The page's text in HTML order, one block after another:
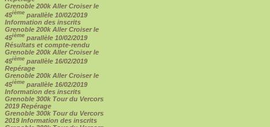
Grenoble 200k Aller Croiser le
45ième parallèle 10/02/2019
Information des inscrits
Grenoble 200k Aller Croiser le
45ième parallèle 10/02/2019
Résultats et compte-rendu
Grenoble 200k Aller Croiser le
45ième parallèle 16/02/2019
Repérage
Grenoble 200k Aller Croiser le
45ième parallèle 16/02/2019
Information des inscrits
Grenoble 300k Tour du Vercors
2019 Repérage
Grenoble 300k Tour du Vercors
2019 Information des inscrits